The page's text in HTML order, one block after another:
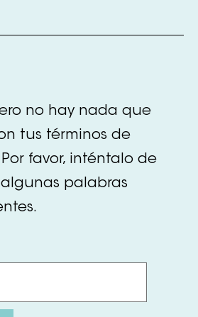
no hay nada que
tus términos de
favor, inténtalo de
palabras